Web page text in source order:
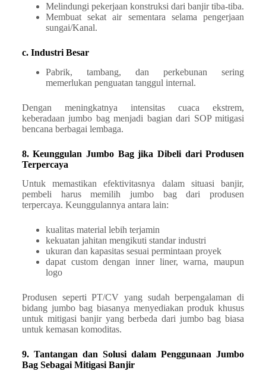
Melindungi pekerjaan konstruksi dari banjir tiba-tiba.
Membuat sekat air sementara selama pengerjaan
sungai/Kanal.
c. Industri Besar
Pabrik, tambang, dan perkebunan sering
memerlukan penguatan tanggul internal.
Dengan meningkatnya intensitas cuaca ekstrem,
keberadaan jumbo bag menjadi bagian dari SOP mitigasi
bencana berbagai lembaga.
8. Keunggulan Jumbo Bag jika Dibeli dari Produsen
Terpercaya
Untuk memastikan efektivitasnya dalam situasi banjir,
pembeli harus memilih jumbo bag dari produsen
terpercaya. Keunggulannya antara lain:
kualitas material lebih terjamin
kekuatan jahitan mengikuti standar industri
ukuran dan kapasitas sesuai permintaan proyek
dapat custom dengan inner liner, warna, maupun
logo
Produsen seperti PT/CV yang sudah berpengalaman di
bidang jumbo bag biasanya menyediakan produk khusus
untuk mitigasi banjir yang berbeda dari jumbo bag biasa
untuk kemasan komoditas.
9. Tantangan dan Solusi dalam Penggunaan Jumbo
Bag Sebagai Mitigasi Banjir